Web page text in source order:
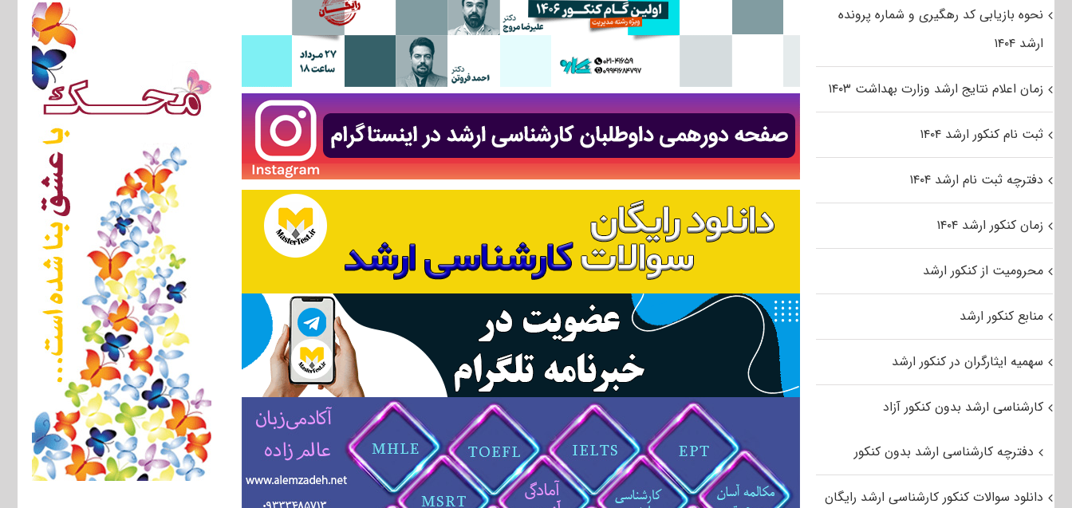
نحوه بازیابی کد رهگیری و شماره پرونده
ارشد ۱۴۰۴
زمان اعلام نتایج ارشد وزارت بهداشت ۱۴۰۳
ثبت نام کنکور ارشد ۱۴۰۴
دفترچه ثبت نام ارشد ۱۴۰۴
زمان کنکور ارشد ۱۴۰۴
محرومیت از کنکور ارشد
منابع کنکور ارشد
سهمیه ایثارگران در کنکور ارشد
کارشناسی ارشد بدون کنکور آزاد
دفترچه کارشناسی ارشد بدون کنکور
دانلود سوالات کنکور کارشناسی ارشد رایگان